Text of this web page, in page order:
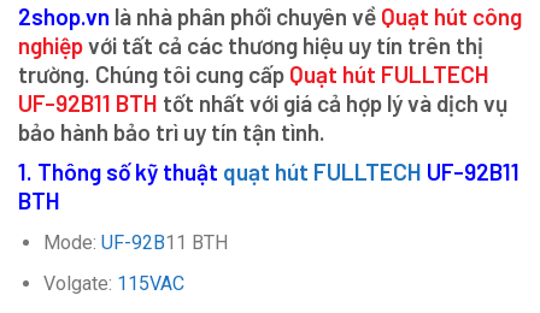
2shop.vn là nhà phân phối chuyên về Quạt hút công
nghiệpvới tất cả các thương hiệu uy tín trên thị
trường. Chúng tôi cung cấp Quạt hút FULLTECH
UF-92B11 BTH tốt nhất với giá cả hợp lý và dịch vụ
bảo hành bảo trì uy tín tận tình.
1. Thông số kỹ thuật quạt hút FULLTECH UF-92B11
BTH
Mode: UF-92B11 BTH
Volgate: 115VAC